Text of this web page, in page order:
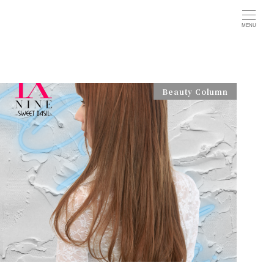
MENU
Beauty Column